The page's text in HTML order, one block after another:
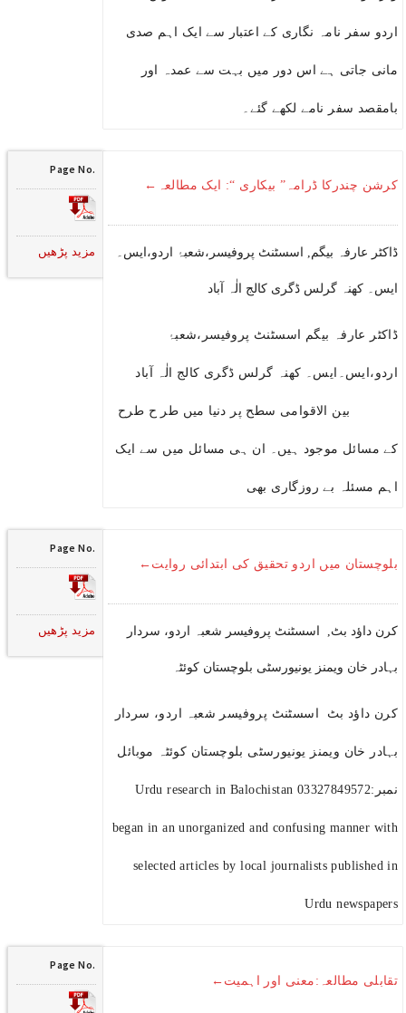
اردو سفر نامہ نگاری کے اعتبار سے ایک اہم صدی
مانی جاتی ہے اس دور میں بہت سے عمدہ اور
بامقصد سفر نامے لکھے گئے۔
کرشن چندرکا ڈرامہ” بیکاری “: ایک مطالعہ←
ڈاکٹر عارفہ بیگم, اسسٹنٹ پروفیسر،شعبۂ اردو،ایس۔
ایس۔ کھنہ گرلس ڈگری کالج الٰہ آباد
ڈاکٹر عارفہ بیگم اسسٹنٹ پروفیسر،شعبۂ
اردو،ایس۔ایس۔ کھنہ گرلس ڈگری کالج الٰہ آباد
بین الاقوامی سطح پر دنیا میں طر ح طرح
کے مسائل موجود ہیں۔ ان ہی مسائل میں سے ایک
اہم مسئلہ بے روزگاری بھی
Page No.
مزید پڑھیں
بلوچستان میں اردو تحقیق کی ابتدائی روایت←
کرن داؤد بٹ, اسسٹنٹ پروفیسر شعبہ اردو، سردار
بہادر خان ویمنز یونیورسٹی بلوچستان کوئٹہ
کرن داؤد بٹ اسسٹنٹ پروفیسر شعبہ اردو، سردار
بہادر خان ویمنز یونیورسٹی بلوچستان کوئٹہ موبائل
نمبر:03327849572 Urdu research in Balochistan
began in an unorganized and confusing manner with
selected articles by local journalists published in
Urdu newspapers
Page No.
مزید پڑھیں
تقابلی مطالعہ:معنی اور اہمیت←
Page No.